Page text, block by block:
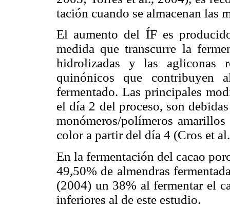
tación cuando se almacenan las
El aumento del ÍF es
medida que transcurre la
hidrolizadas y las agliconas
quinónicos que contribuyen
fermentado. Las principales
el día 2 del proceso, son
monómeros/polímeros
color a partir del día 4 (Cros et
En la fermentación del cacao
49,50% de almendras
(2004) un 38% al fermentar el
inferiores al de este estudio.